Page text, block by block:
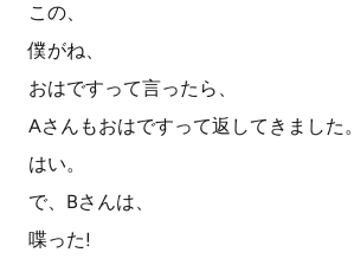
この、
僕がね、
おはですって言ったら、
Aさんもおはですって返してきました。
はい。
で、Bさんは、
喋った!